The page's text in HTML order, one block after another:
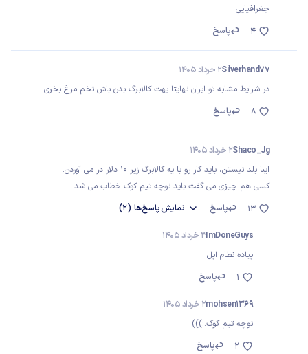
جغرافیایی
پاسخ
4
Silverhand772 خرداد 1405
در شرایط مشابه تو ایران نهایتا بهت کالابرگ بدن باش تخم مرغ بخری ...
پاسخ
8
Shaco_Jg2 خرداد 1405
اینا بلد نیستن، باید کار رو با یه کالابرگ زیر 10 دلار در می آوردن.
کسی هم چیزی می گفت باید نوچه تیم کوک خطاب می شد.
پاسخ
نمایشپاسخ‌ها (2) 13
ImDoneGuys3 خرداد 1405
پیاده نظام اپل
پاسخ
1
mohsen13692 خرداد 1405
نوچه تیم کوک.:)))
پاسخ
2